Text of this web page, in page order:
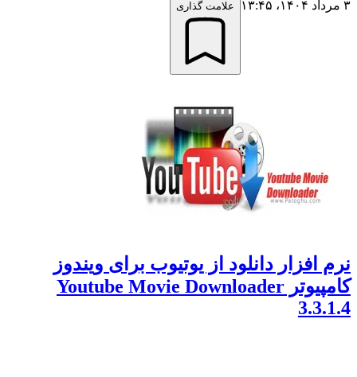
علامت گذاری
افزار دانلود از یوتیوب برای ویندوز
کامپیوتر Youtube Movie Downloader